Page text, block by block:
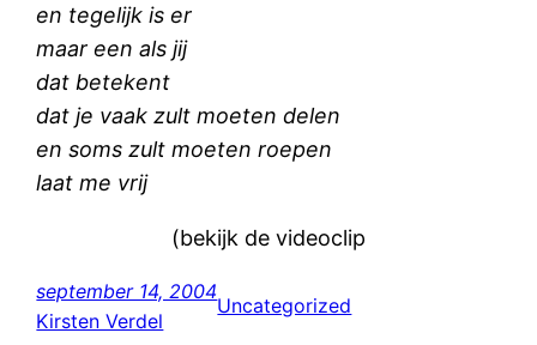
en tegelijk is er
maar een als jij
dat betekent
dat je vaak zult moeten delen
en soms zult moeten roepen
laat me vrij
(bekijk de videoclip
september 14, 2004
Kirsten Verdel
Uncategorized